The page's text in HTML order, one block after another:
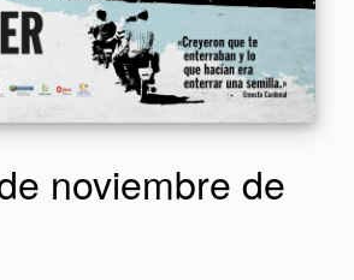
noviembre de